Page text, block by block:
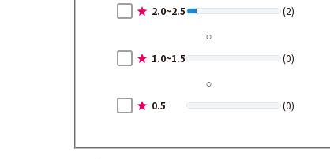
2.0~2.5 (2)
1.0~1.5 (0)
0.5 (0)